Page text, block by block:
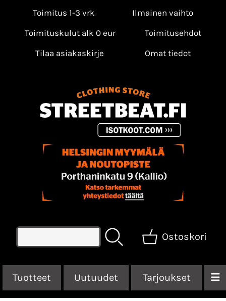
Toimitus 1-3 vrk
Ilmainen vaihto
Toimituskulut alk 0 eur
Toimitusehdot
Tilaa asiakaskirje
Omat tiedot
Ostoskori
Tuotteet Uutuudet Tarjoukset